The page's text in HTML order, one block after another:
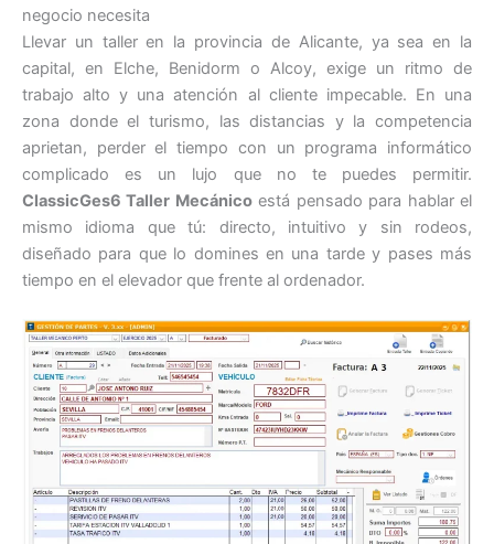
negocio necesita
Llevar un taller en la provincia de Alicante, ya sea en la
capital, en Elche, Benidorm o Alcoy, exige un ritmo de
trabajo alto y una atención al cliente impecable. En una
zona donde el turismo, las distancias y la competencia
aprietan, perder el tiempo con un programa informático
complicado es un lujo que no te puedes permitir.
ClassicGes6 Taller Mecánicoestá pensado para hablar el
mismo idioma que tú: directo, intuitivo y sin rodeos,
diseñado para que lo domines en una tarde y pases más
tiempo en el elevador que frente al ordenador.